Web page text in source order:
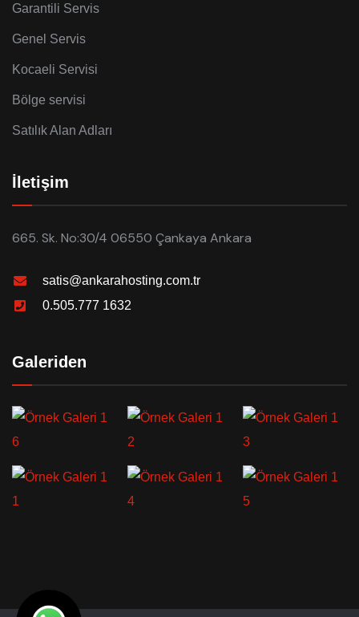
Garantili Servis
Genel Servis
Kocaeli Servisi
Bölge servisi
Satılık Alan Adları
İletişim
665. Sk. No:30/4 06550 Çankaya Ankara
satis@ankarahosting.com.tr
0.505.777 1632
Galeriden